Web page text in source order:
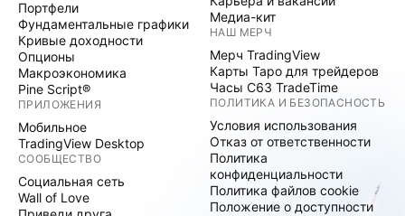
Портфели
Фундаментальные графики
Кривые доходности
Опционы
Макроэкономика
Pine Script®
ПРИЛОЖЕНИЯ
Мобильное
TradingView Desktop
СООБЩЕСТВО
Социальная сеть
Wall of Love
Медиа-кит
НАШ МЕРЧ
Мерч TradingView
Карты Таро для трейдеров
Часы C63 TradeTime
ПОЛИТИКА И БЕЗОПАСНОСТЬ
Условия использования
Отказ от ответственности
Политика
конфиденциальности
Политика файлов cookie
Положение о доступности